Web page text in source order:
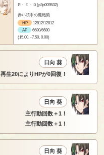
Я・Ｅ・Ｄ(p3p009532)
赤い頭巾の魔砲狼
HP
12812/12812
AP
6680/6680
(15.00, -7.50, 0.00)
日向 葵
再生20によりHPが0回復！
日向 葵
主行動回数＋1！
主行動回数＋1！
日向 葵